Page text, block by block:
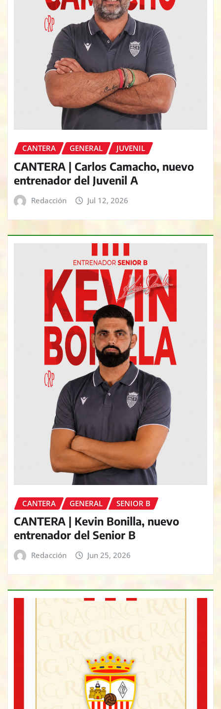
CANTERA GENERAL JUVENIL
CANTERA | Carlos Camacho, nuevo
entrenador del Juvenil A
Redacción Jul 12, 2026
CANTERA GENERAL SENIOR B
CANTERA | Kevin Bonilla, nuevo
entrenador del Senior B
Redacción Jun 25, 2026